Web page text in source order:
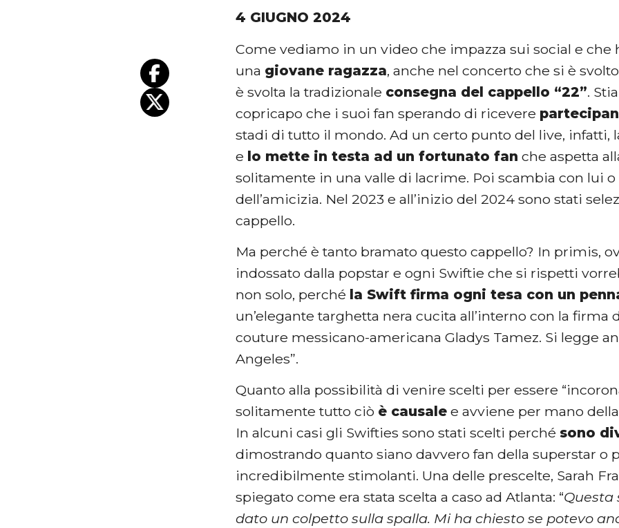
4 GIUGNO 2024
Come vediamo in un video che impazza sui social e che
una giovane ragazza, anche nel concerto che si è
è svolta la tradizionale consegna del cappello “22”.
copricapo che i suoi fan sperando di ricevere
stadi di tutto il mondo. Ad un certo punto del live, infatti,
e lo mette in testa ad un fortunato fan che aspetta
solitamente in una valle di lacrime. Poi scambia con lui
dell’amicizia. Nel 2023 e all’inizio del 2024 sono stati
cappello.
Ma perché è tanto bramato questo cappello? In primis,
indossato dalla popstar e ogni Swiftie che si rispetti
non solo, perché la Swift firma ogni tesa con un
un’elegante targhetta nera cucita all’interno con la firma
couture messicano-americana Gladys Tamez. Si legge
Angeles”.
Quanto alla possibilità di venire scelti per essere
solitamente tutto ciò è causale e avviene per mano
In alcuni casi gli Swifties sono stati scelti perché sono
dimostrando quanto siano davvero fan della superstar o
incredibilmente stimolanti. Una delle prescelte, Sarah
spiegato come era stata scelta a caso ad Atlanta: “Questa
dato un colpetto sulla spalla. Mi ha chiesto se potevo